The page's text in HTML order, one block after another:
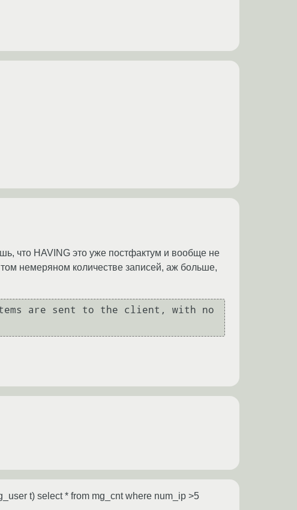
что HAVING это уже постфактум и вообще не
том немеряном количестве записей, аж больше,
are sent to the client, with no
t) select * from mg_cnt where num_ip >5